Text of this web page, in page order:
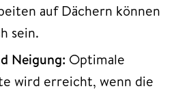
auf Dächern können
sein.
Neigung: Optimale
wird erreicht, wenn die